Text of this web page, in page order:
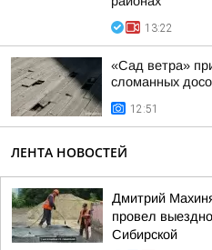
13:22
«Сад ветра»
сломанных
12:51
ЛЕНТА НОВОСТЕЙ
Дмитрий
провел
Сибирской